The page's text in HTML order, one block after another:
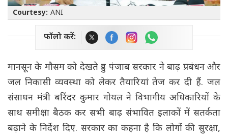
Courtesy: ANI
फॉलो करें:
मानसून के मौसम को देखते हुए पंजाब सरकार ने बाढ़ प्रबंधन और
जल निकासी व्यवस्था को लेकर तैयारियां तेज कर दी हैं. जल
संसाधन मंत्री बरिंदर कुमार गोयल ने विभागीय अधिकारियों के
साथ समीक्षा बैठक कर सभी बाढ़ संभावित इलाकों में सतर्कता
बढ़ाने के निर्देश दिए. सरकार का कहना है कि लोगों की सुरक्षा,